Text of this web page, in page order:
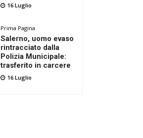
16 Luglio
Prima Pagina
Salerno, uomo evaso
rintracciato dalla
Polizia Municipale:
trasferito in carcere
16 Luglio